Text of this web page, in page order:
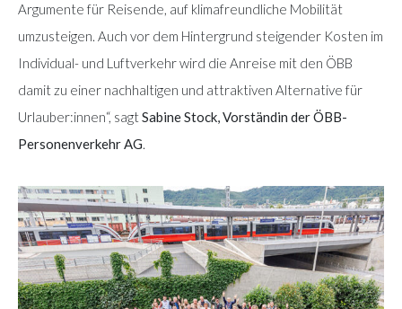
Argumente für Reisende, auf klimafreundliche Mobilität
umzusteigen. Auch vor dem Hintergrund steigender Kosten im
Individual- und Luftverkehr wird die Anreise mit den ÖBB
damit zu einer nachhaltigen und attraktiven Alternative für
Urlauber:innen“, sagtSabine Stock, Vorständin der ÖBB-
Personenverkehr AG.